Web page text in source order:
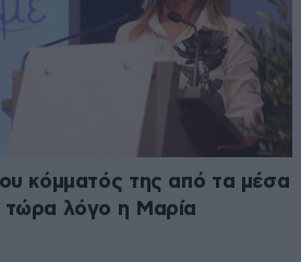
κόμματός της από τα μέσα
τώρα λόγο η Μαρία